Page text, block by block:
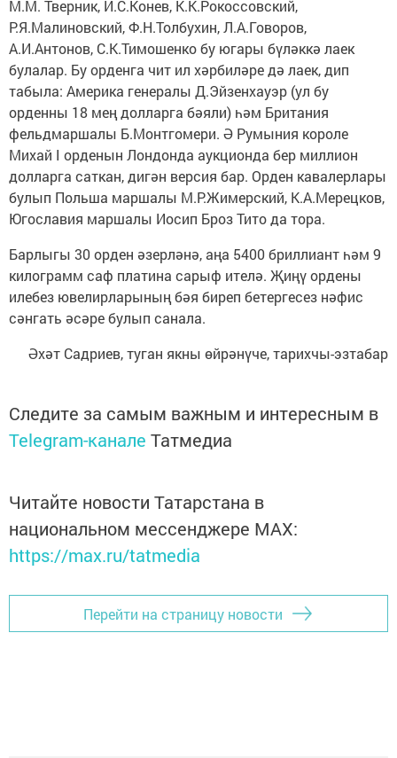
М.М. Тверник, И.С.Конев, К.К.Рокоссовский,
Р.Я.Малиновский, Ф.Н.Толбухин, Л.А.Говоров,
А.И.Антонов, С.К.Тимошенко бу югары бүләккә лаек
булалар. Бу орденга чит ил хәрбиләре дә лаек, дип
табыла: Америка генералы Д.Эйзенхауэр (ул бу
орденны 18 мең долларга бәяли) һәм Британия
фельдмаршалы Б.Монтгомери. Ә Румыния короле
Михай I орденын Лондонда аукционда бер миллион
долларга саткан, дигән версия бар. Орден кавалерлары
булып Польша маршалы М.Р.Жимерский, К.А.Мерецков,
Югославия маршалы Иосип Броз Тито да тора.
Барлыгы 30 орден әзерләнә, аңа 5400 бриллиант һәм 9
килограмм саф платина сарыф ителә. Җиңү ордены
илебез ювелирларының бәя биреп бетергесез нәфис
сәнгать әсәре булып санала.
Әхәт Садриев, туган якны өйрәнүче, тарихчы-эзтабар
Следите за самым важным и интересным в
Telegram-канале Татмедиа
Читайте новости Татарстана в
национальном мессенджере MАХ:
https://max.ru/tatmedia
Перейти на страницу новости